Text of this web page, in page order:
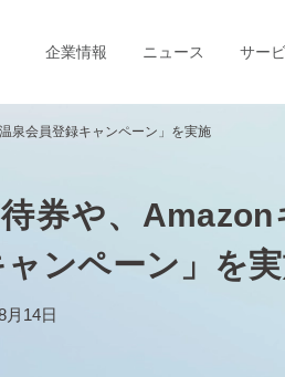
企業情報 ニュース サー
泉会員登録キャンペーン」を実施
券や、
ンペーン」を
月14日